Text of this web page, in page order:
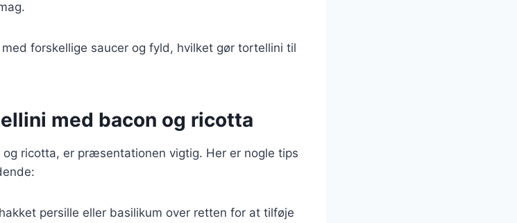
forskellige saucer og fyld, hvilket gør tortellini til
med bacon og ricotta
ricotta, er præsentationen vigtig. Her er nogle tips
persille eller basilikum over retten for at tilføje